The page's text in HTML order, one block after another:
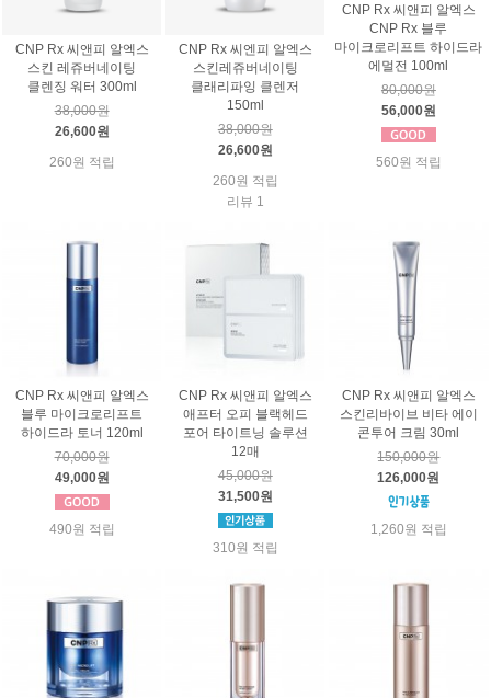
CNP Rx 씨앤피 알엑스
스킨 레쥬버네이팅
클렌징 워터 300ml
38,000원
26,600원
260원 적립
CNP Rx 씨엔피 알엑스
스킨레쥬버네이팅
클래리파잉 클렌저
150ml
38,000원
26,600원
260원 적립
리뷰 1
CNP Rx 씨앤피 알엑스
CNP Rx 블루
마이크로리프트 하이드라
에멀전 100ml
80,000원
56,000원
560원 적립
CNP Rx 씨앤피 알엑스
블루 마이크로리프트
하이드라 토너 120ml
70,000원
49,000원
490원 적립
CNP Rx 씨앤피 알엑스
애프터 오피 블랙헤드
포어 타이트닝 솔루션
12매
45,000원
31,500원
310원 적립
CNP Rx 씨앤피 알엑스
스킨리바이브 비타 에이
콘투어 크림 30ml
150,000원
126,000원
1,260원 적립